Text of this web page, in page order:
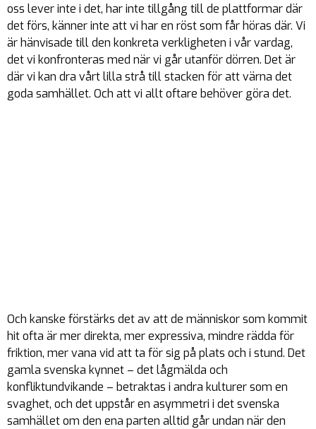
oss lever inte i det, har inte tillgång till de plattformar där
det förs, känner inte att vi har en röst som får höras där. Vi
är hänvisade till den konkreta verkligheten i vår vardag,
det vi konfronteras med när vi går utanför dörren. Det är
där vi kan dra vårt lilla strå till stacken för att värna det
goda samhället. Och att vi allt oftare behöver göra det.
Och kanske förstärks det av att de människor som kommit
hit ofta är mer direkta, mer expressiva, mindre rädda för
friktion, mer vana vid att ta för sig på plats och i stund. Det
gamla svenska kynnet – det lågmälda och
konfliktundvikande – betraktas i andra kulturer som en
svaghet, och det uppstår en asymmetri i det svenska
samhället om den ena parten alltid går undan när den